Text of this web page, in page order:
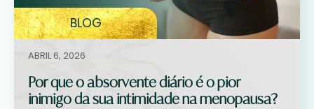
BLOG
ABRIL 6, 2026
Por que o absorvente diário é o pior
inimigo da sua intimidade na menopausa?